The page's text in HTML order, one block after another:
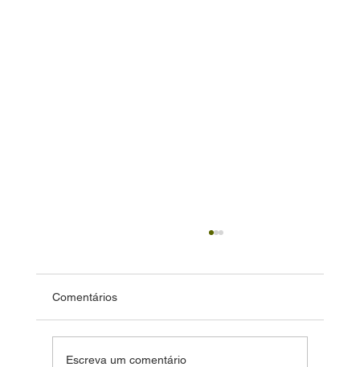
Comentários
Escreva um comentário